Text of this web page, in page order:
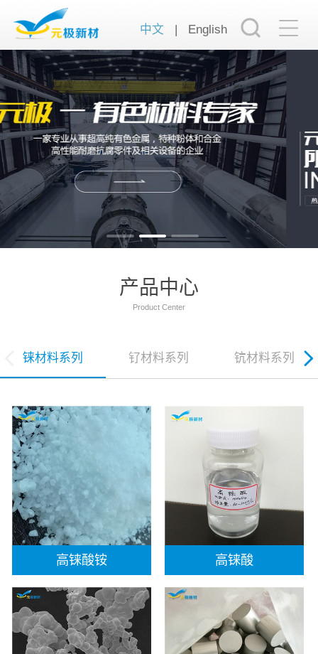
中文 English
产品中心
Product Center
铼材料系列 钌材料系列 钪材料系列
高铼酸铵 高铼酸